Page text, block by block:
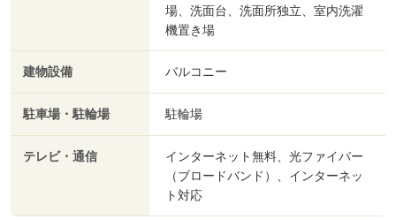
場、洗面台、洗面所独立、室内洗濯
機置き場
建物設備 バルコニー
駐車場・駐輪場 駐輪場
テレビ・通信
インターネット無料、光ファイバー
（ブロードバンド）、インターネッ
ト対応